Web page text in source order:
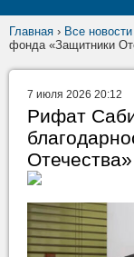
Главная › Все новости
фонда «Защитники
7 июля 2026 20:12
Рифат
Отечества»